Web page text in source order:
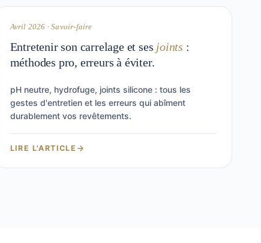
ENTRETIEN
Avril 2026 · Savoir-faire
Entretenir son carrelage et ses joints :
méthodes pro, erreurs à éviter.
pH neutre, hydrofuge, joints silicone : tous les
gestes d'entretien et les erreurs qui abîment
durablement vos revêtements.
LIRE L'ARTICLE